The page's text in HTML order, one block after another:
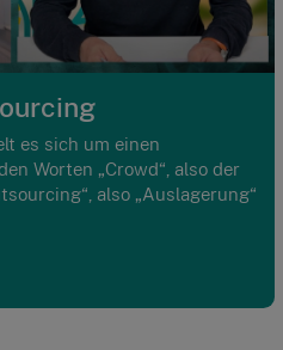
es sich um einen
Worten „Crowd“, also der
also „Auslagerung“